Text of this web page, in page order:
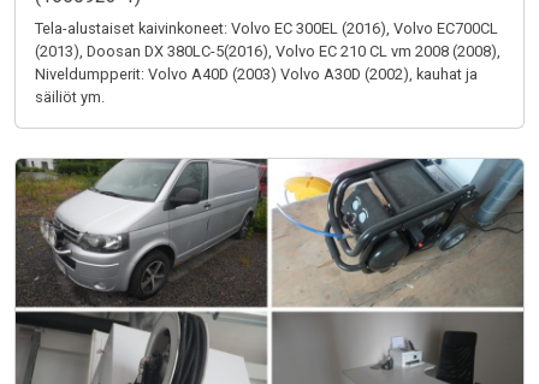
Tela-alustaiset kaivinkoneet: Volvo EC 300EL (2016), Volvo EC700CL
(2013), Doosan DX 380LC-5(2016), Volvo EC 210 CL vm 2008 (2008),
Niveldumpperit: Volvo A40D (2003) Volvo A30D (2002), kauhat ja
säiliöt ym.